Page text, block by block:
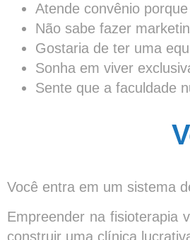
Atende convênio
Não sabe fazer
Gostaria de ter uma
Sonha em viver
Sente que a faculdade
Você entra em um sistema
Empreender na fisioterapia
construir uma clínica